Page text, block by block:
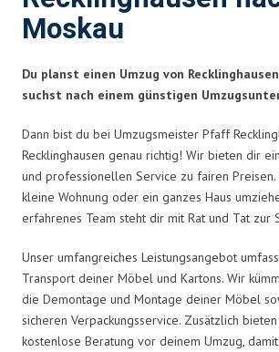
Moskau
Du planst einen Umzug von
suchst nach einem günstigen
Dann bist du bei Umzugsmeister Pfaff
Recklinghausen genau richtig! Wir bieten dir
und professionellen Service zu fairen
kleine Wohnung oder ein ganzes Haus
erfahrenes Team steht dir mit Rat und Tat zur
Unser umfangreiches Leistungsangebot
Transport deiner Möbel und Kartons. Wir
die Demontage und Montage deiner Möbel
sicheren Verpackungsservice. Zusätzlich
kostenlose Beratung vor deinem Umzug,